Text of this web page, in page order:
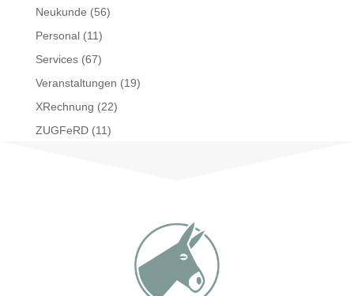
Neukunde (56)
Personal(11)
Services(67)
Veranstaltungen (19)
XRechnung (22)
ZUGFeRD(11)